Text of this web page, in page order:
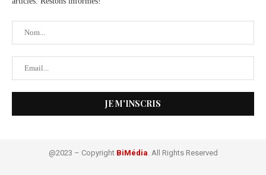
@2023 – Copyright BiMédia . All Rights Reserved